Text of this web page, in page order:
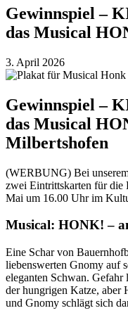
Gewinnspiel –
das Musical
3. April 2026
Gewinnspiel –
das Musical
Milbertshofen
(WERBUNG) Bei
zwei Eintrittskarten für die
Mai um 16.00 Uhr im
Musical: HONK! –
Eine Schar von
liebenswerten Gnomy auf
eleganten Schwan. Gefahr
der hungrigen Katze, aber
und Gnomy schlägt sich